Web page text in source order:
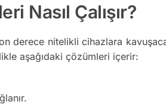
Nasıl Çalışır?
derece nitelikli cihazlara
aşağıdaki çözümleri içerir: